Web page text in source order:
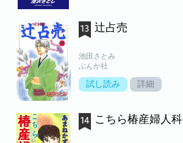
辻占売
池田さとみ
ぶんか社
試し読み 詳細
こちら椿産婦人科